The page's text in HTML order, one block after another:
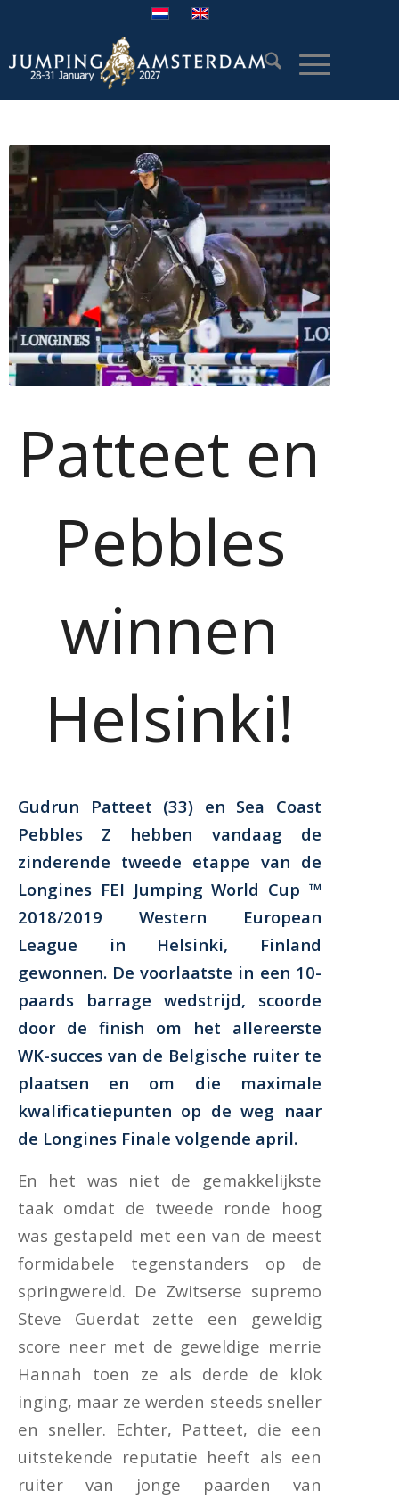
Patteet en
Pebbles
winnen
Helsinki!
Gudrun Patteet (33) en Sea Coast
Pebbles Z hebben vandaag de
zinderende tweede etappe van de
Longines FEI Jumping World Cup ™
2018/2019 Western European
League in Helsinki, Finland
gewonnen. De voorlaatste in een 10-
paards barrage wedstrijd, scoorde
door de finish om het allereerste
WK-succes van de Belgische ruiter te
plaatsen en om die maximale
kwalificatiepunten op de weg naar
de Longines Finale volgende april.
En het was niet de gemakkelijkste
taak omdat de tweede ronde hoog
was gestapeld met een van de meest
formidabele tegenstanders op de
springwereld. De Zwitserse supremo
Steve Guerdat zette een geweldig
score neer met de geweldige merrie
Hannah toen ze als derde de klok
inging, maar ze werden steeds sneller
en sneller. Echter, Patteet, die een
uitstekende reputatie heeft als een
ruiter van jonge paarden van